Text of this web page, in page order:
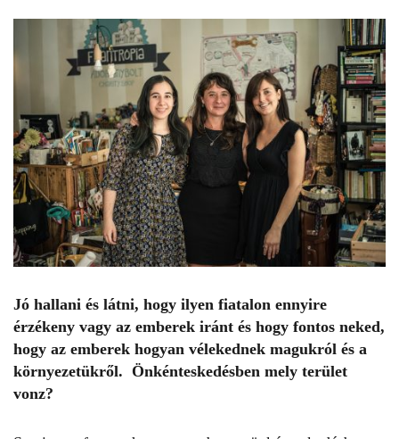
Jó hallani és látni, hogy ilyen fiatalon ennyire
érzékeny vagy az emberek iránt és hogy fontos neked,
hogy az emberek hogyan vélekednek magukról és a
környezetükről. Önkénteskedésben mely terület
vonz?